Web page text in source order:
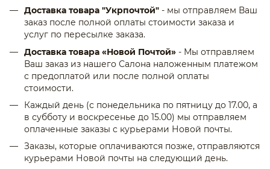
Доставка товара "Укрпочтой" - мы отправляем Ваш
заказ после полной оплаты стоимости заказа и
услуг по пересылке заказа.
Доставка товара «Новой Почтой» - Мы отправляем
Ваш заказ из нашего Салона наложенным платежом
с предоплатой или после полной оплаты
стоимости.
Каждый день (с понедельника по пятницу до 17.00, а
в субботу и воскресенье до 15.00) мы отправляем
оплаченные заказы с курьерами Новой почты.
Заказы, которые оплачиваются позже, отправляются
курьерами Новой почты на следующий день.